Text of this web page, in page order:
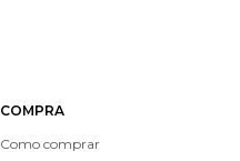
COMPRA
Como comprar